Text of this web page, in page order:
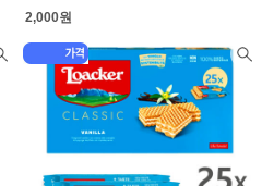
2,000원